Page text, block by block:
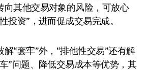
向其他交易对象的风险，可放心
投资”，进而促成交易完成。
“套牢”外，“排他性交易”还有解
”问题、降低交易成本等优势，其